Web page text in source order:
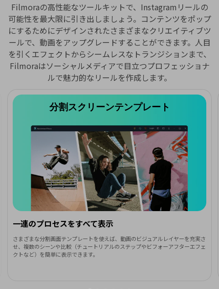
Filmoraの高性能なツールキットで、Instagramリールの
可能性を最大限に引き出しましょう。コンテンツをポップ
にするためにデザインされたさまざまなクリエイティブツ
ールで、動画をアップグレードすることができます。人目
を引くエフェクトからシームレスなトランジションまで、
Filmoraはソーシャルメディアで目立つプロフェッショナ
ルで魅力的なリールを作成します。
分割スクリーンテンプレート
一連のプロセスをすべて表示
さまざまな分割画面テンプレートを使えば、動画のビジュアルレイヤーを充実さ
せ、複数のシーンや比較（チュートリアルのステップやビフォーアフターエフェ
クトなど）を簡単に表示できます。